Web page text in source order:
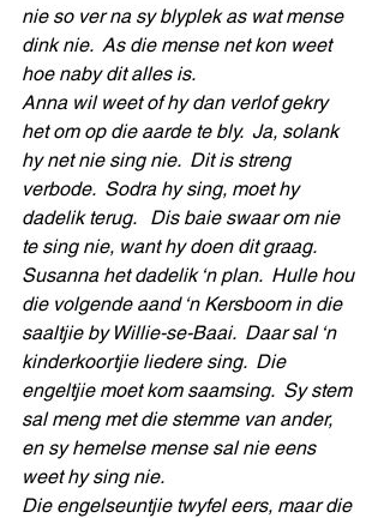
nie so ver na sy blyplek as wat mense
dink nie.  As die mense net kon weet
hoe naby dit alles is.
Anna wil weet of hy dan verlof gekry
het om op die aarde te bly.  Ja, solank
hy net nie sing nie.  Dit is streng
verbode.  Sodra hy sing, moet hy
dadelik terug.   Dis baie swaar om nie
te sing nie, want hy doen dit graag.
Susanna het dadelik ‘n plan.  Hulle hou
die volgende aand ‘n Kersboom in die
saaltjie by Willie-se-Baai.  Daar sal ‘n
kinderkoortjie liedere sing.  Die
engeltjie moet kom saamsing.  Sy stem
sal meng met die stemme van ander,
en sy hemelse mense sal nie eens
weet hy sing nie.
Die engelseuntjie twyfel eers, maar die